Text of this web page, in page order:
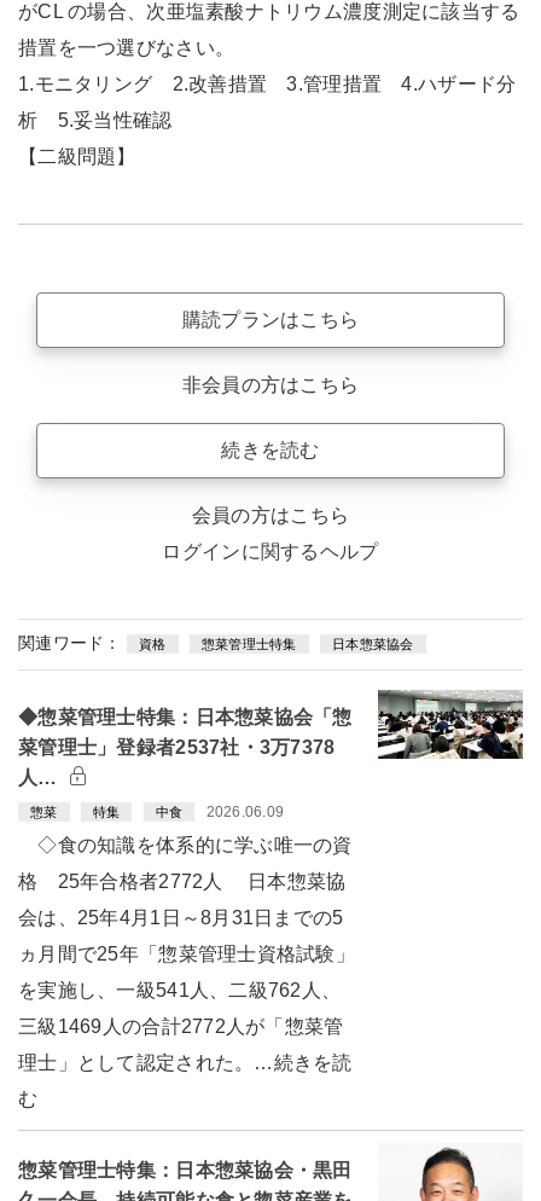
がCL の場合、次亜塩素酸ナトリウム濃度測定に該当する
措置を一つ選びなさい。
1.モニタリング 2.改善措置 3.管理措置 4.ハザード分
析 5.妥当性確認
【二級問題】
購読プランはこちら
非会員の方はこちら
続きを読む
会員の方はこちら
ログインに関するヘルプ
関連ワード： 資格 惣菜管理士特集 日本惣菜協会
◆惣菜管理士特集：日本惣菜協会「惣
菜管理士」登録者2537社・3万7378
人…
惣菜 特集 中食 2026.06.09
◇食の知識を体系的に学ぶ唯一の資
格 25年合格者2772人 日本惣菜協
会は、25年4月1日～8月31日までの5
ヵ月間で25年「惣菜管理士資格試験」
を実施し、一級541人、二級762人、
三級1469人の合計2772人が「惣菜管
理士」として認定された。…続きを読
む
惣菜管理士特集：日本惣菜協会・黒田